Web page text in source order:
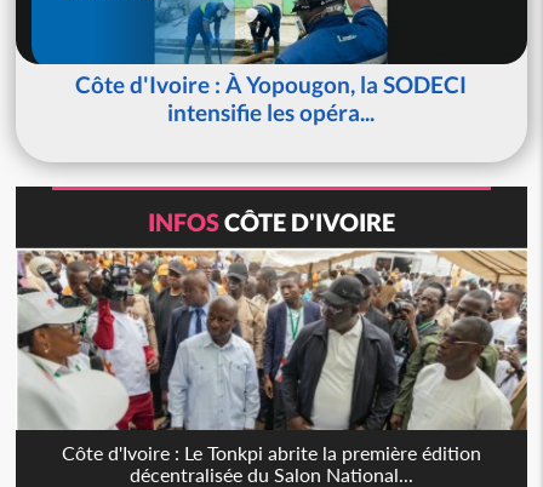
Côte d'Ivoire : À Yopougon, la SODECI
intensifie les opéra...
INFOSCÔTE D'IVOIRE
Côte d'Ivoire : Le Tonkpi abrite la première édition
décentralisée du Salon National...